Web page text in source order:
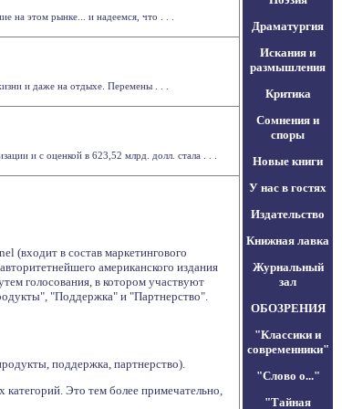
на этом рынке... и надеемся, что . . .
и даже на отдыхе. Перемены . . .
и с оценкой в 623,52 млрд. долл. стала . . .
(входит в состав маркетингового
американского издания
голосования, в котором участвуют
"Поддержка" и "Партнерство".
поддержка, партнерство).
Это тем более примечательно,
Драматургия
Искания и
размышления
Критика
Сомнения и
споры
Новые книги
У нас в гостях
Издательство
Книжная лавка
Журнальный
зал
ОБОЗРЕНИЯ
"Классики и
современники"
"Слово о..."
"Тайная